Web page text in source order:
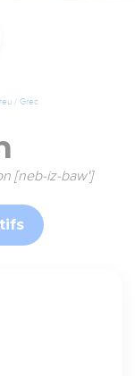
/ Grec
[neb-iz-baw']